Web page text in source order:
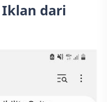
dari